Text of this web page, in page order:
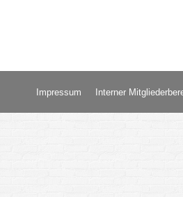
Impressum Interner